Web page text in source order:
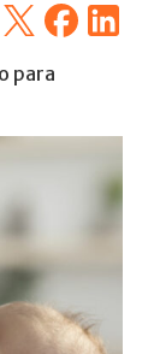
X FacebookLinkedin
para